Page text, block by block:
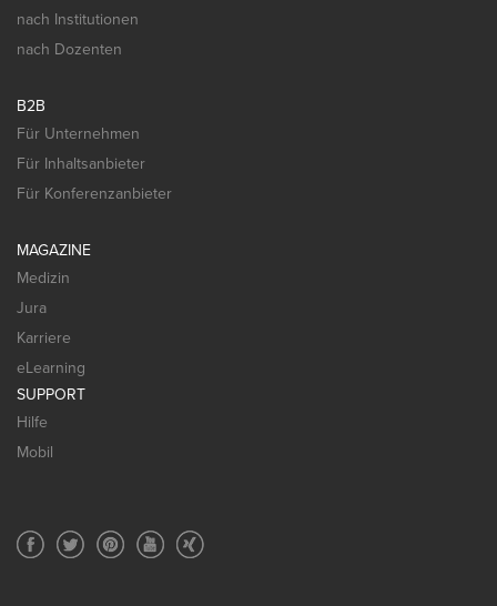
nach Institutionen
nach Dozenten
B2B
Für Unternehmen
Für Inhaltsanbieter
Für Konferenzanbieter
MAGAZINE
Medizin
Jura
Karriere
eLearning
SUPPORT
Hilfe
Mobil